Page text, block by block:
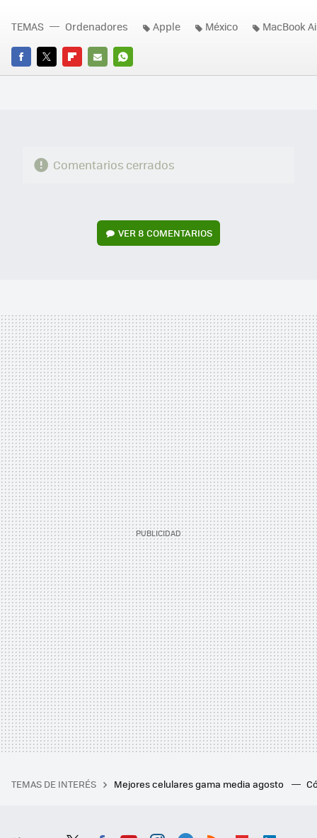
FACEBOOK
TWITTERFLIPBOARD
E-
WHATSAPP
TEMAS Ordenadores Apple México MacBook
Comentarios cerrados
VER8 COMENTARIOS
TEMAS DE INTERÉS Mejores celulares gama media agosto